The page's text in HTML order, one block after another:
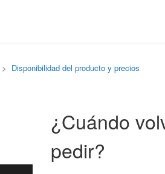
Disponibilidad del producto y precios
¿Cuándo
pedir?